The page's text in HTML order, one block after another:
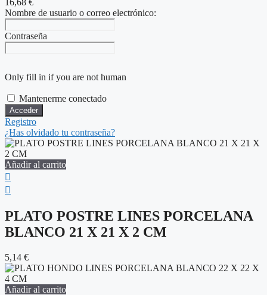
16,68 €
Nombre de usuario o correo electrónico:
Contraseña
Only fill in if you are not human
Mantenerme conectado
Registro
¿Has olvidado tu contraseña?
Añadir al carrito
PLATO POSTRE LINES PORCELANA
BLANCO 21 X 21 X 2 CM
5,14 €
Añadir al carrito